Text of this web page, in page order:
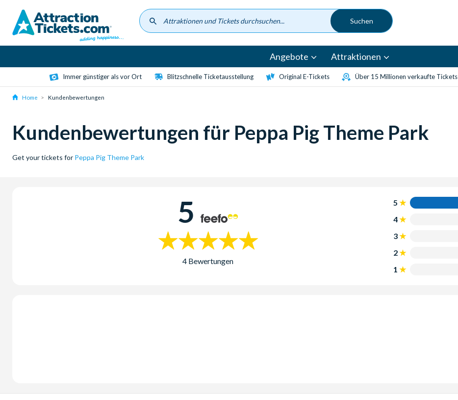
content
Angebote Attraktionen
Immer günstiger als vor Ort Blitzschnelle Ticketausstellung Original E-Tickets Über 15 Millionen verkaufte Tickets
Home Kundenbewertungen
Kundenbewertungen für Peppa Pig Theme Park
Get your tickets for Peppa Pig Theme Park
5
4 Bewertungen
5
4
3
2
1